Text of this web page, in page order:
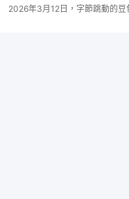
2026年3月12日，字節跳動的豆